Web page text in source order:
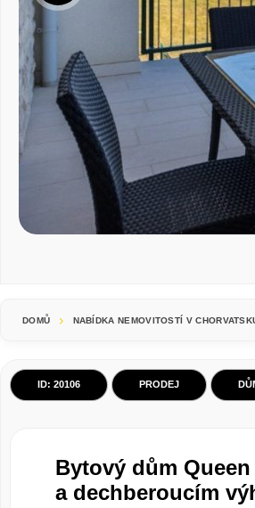
DOMŮ NABÍDKA NEMOVITOSTÍ V
ID: 20106 PRODEJ
Bytový dům
a dechberoucím